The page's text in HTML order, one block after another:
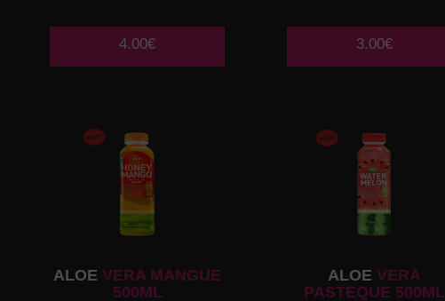
4.00€ 3.00€
ALOE VERA MANGUE
500ML
ALOE VERA
PASTEQUE 500ML